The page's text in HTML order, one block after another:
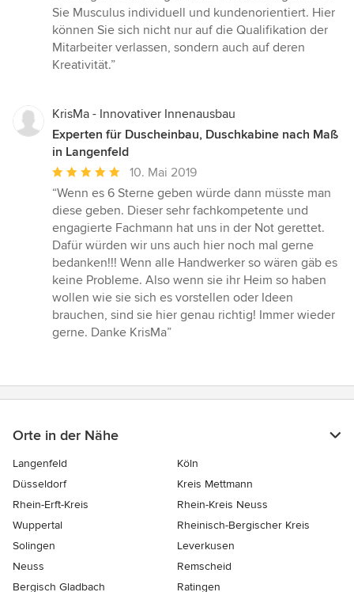
Sie Musculus individuell und kundenorientiert. Hier
können Sie sich nicht nur auf die Qualifikation der
Mitarbeiter verlassen, sondern auch auf deren
Kreativität.”
KrisMa - Innovativer Innenausbau
Experten für Duscheinbau, Duschkabine nach Maß
in Langenfeld
Durchschnittliche
Bewertung:
5
von
5
Sternen
10. Mai 2019
“Wenn es 6 Sterne geben würde dann müsste man
diese geben. Dieser sehr fachkompetente und
engagierte Fachmann hat uns in der Not gerettet.
Dafür würden wir uns auch hier noch mal gerne
bedanken!!! Wenn alle Handwerker so wären gäb es
keine Probleme. Also wenn sie ihr Heim so haben
wollen wie sie sich es vorstellen oder Ideen
brauchen, sind sie hier genau richtig! Immer wieder
gerne. Danke KrisMa”
Orte in der Nähe
Langenfeld
Köln
Düsseldorf
Kreis Mettmann
Rhein-Erft-Kreis
Rhein-Kreis Neuss
Wuppertal
Rheinisch-Bergischer Kreis
Solingen
Leverkusen
Neuss
Remscheid
Bergisch Gladbach
Ratingen